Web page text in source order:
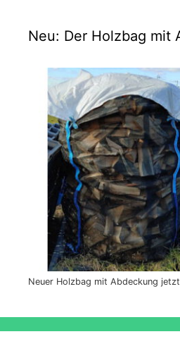
Neu: Der Holzbag mit
Neuer Holzbag mit Abdeckung